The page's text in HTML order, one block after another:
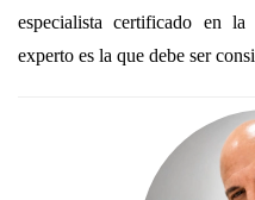
especialista certificado en
experto es la que debe ser